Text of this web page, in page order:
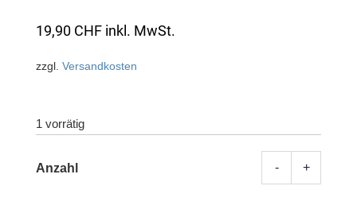
19,90 CHF inkl. MwSt.
zzgl. Versandkosten
1 vorrätig
- +